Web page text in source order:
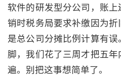
软件的研发型分公司，账
销时税务局要求补缴因为
是总公司分摊比例计算有
脚，我们花了三周才把五
遍。别把这事想简单了。